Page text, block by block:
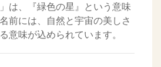
は、『緑色の星』という意味
前には、自然と宇宙の美しさ
意味が込められています。